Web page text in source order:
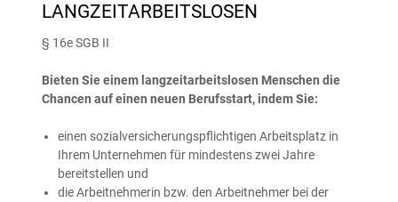
LANGZEITARBEITSLOSEN
§ 16e SGB II
Bieten Sie einem langzeitarbeitslosen Menschen die
Chancen auf einen neuen Berufsstart, indem Sie:
einen sozialversicherungspflichtigen Arbeitsplatz in
Ihrem Unternehmen für mindestens zwei Jahre
bereitstellen und
die Arbeitnehmerin bzw. den Arbeitnehmer bei der